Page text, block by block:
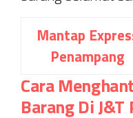
Mantap
Penampang
Cara
Barang Di